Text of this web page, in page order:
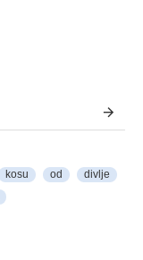
kosu od
divlje